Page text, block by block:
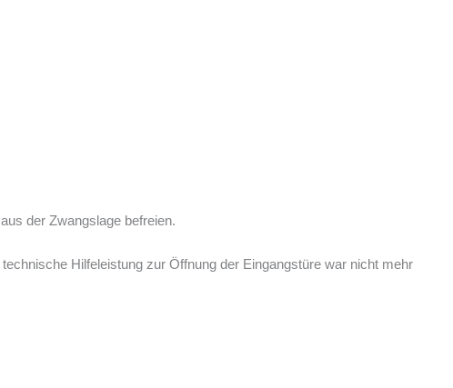
der Zwangslage befreien.
Hilfeleistung zur Öffnung der Eingangstüre war nicht mehr